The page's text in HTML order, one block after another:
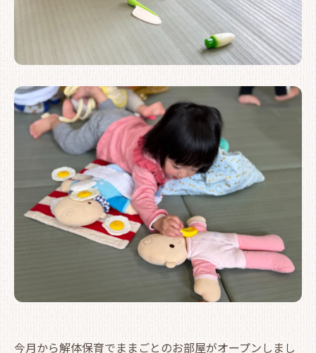
今月から解体保育でままごとのお部屋がオープンしまし